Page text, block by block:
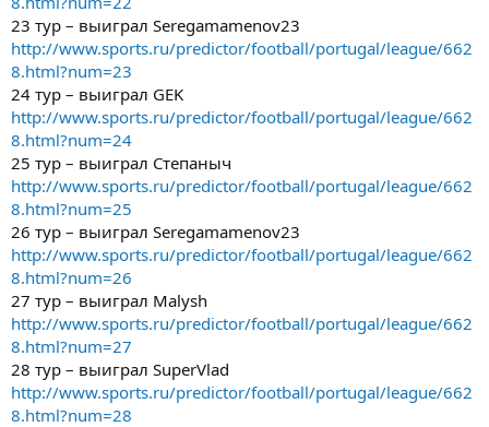
23 тур – выиграл Seregamamenov23
http://www.sports.ru/predictor/football/portugal/league/662
8.html?num=23
24 тур – выиграл GEK
http://www.sports.ru/predictor/football/portugal/league/662
8.html?num=24
25 тур – выиграл Степаныч
http://www.sports.ru/predictor/football/portugal/league/662
8.html?num=25
26 тур – выиграл Seregamamenov23
http://www.sports.ru/predictor/football/portugal/league/662
8.html?num=26
27 тур – выиграл Malysh
http://www.sports.ru/predictor/football/portugal/league/662
8.html?num=27
28 тур – выиграл SuperVlad
http://www.sports.ru/predictor/football/portugal/league/662
8.html?num=28